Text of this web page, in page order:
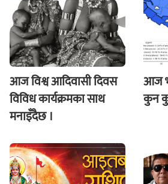
आज विश्व आदिवासी दिवस
विविध कार्यक्रमका साथ
मनाइँदैछ ।
आज
कुन